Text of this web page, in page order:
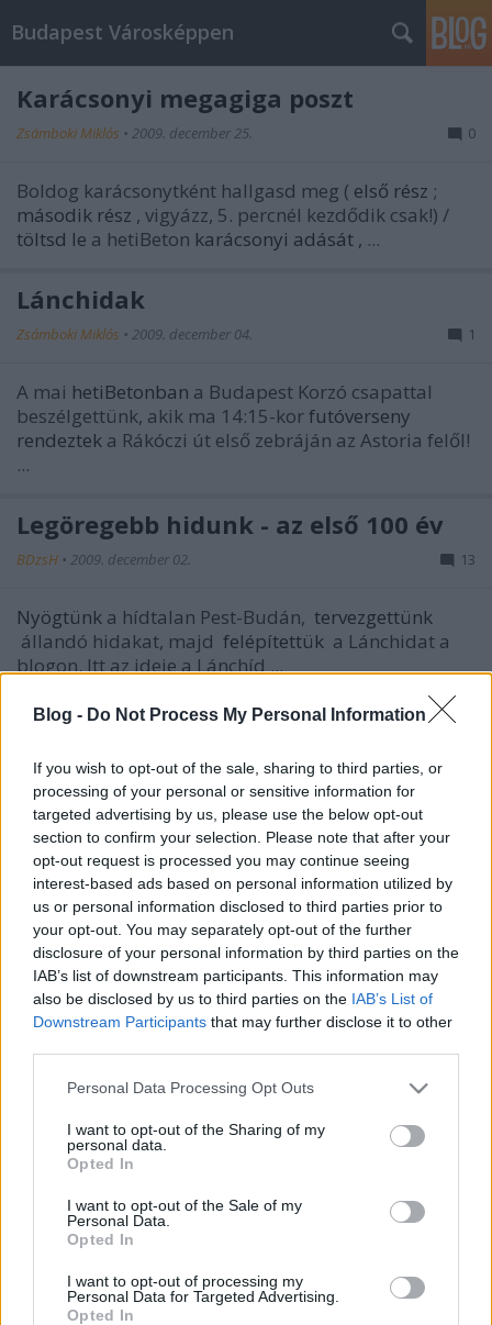
Blog - Do Not Process My Personal Information
If you wish to opt-out of the sale, sharing to third parties, or
processing of your personal or sensitive information for
targeted advertising by us, please use the below opt-out
section to confirm your selection. Please note that after your
opt-out request is processed you may continue seeing
interest-based ads based on personal information utilized by
us or personal information disclosed to third parties prior to
your opt-out. You may separately opt-out of the further
disclosure of your personal information by third parties on the
IAB’s list of downstream participants. This information may
also be disclosed by us to third parties on the IAB’s List of
Downstream Participants that may further disclose it to other
Please note that this website/app uses one or more Google
not limited to your visit or usage behaviour. You may click to
grant or deny consent to Google and its third-party tags to
use your data for below specified purposes in below Google
consent section.
Personal Data Processing Opt Outs
I want to opt-out of the Sharing of my
personal data.
Opted In
I want to opt-out of the Sale of my
Personal Data.
Opted In
I want to opt-out of processing my
Personal Data for Targeted Advertising.
Opted In
Budapest Városképpen
Karácsonyi megagiga poszt
Zsámboki Miklós • 2009. december 25. 0
Boldog karácsonytként hallgasd meg ( első rész ;
második rész , vigyázz, 5. percnél kezdődik csak!) /
töltsd le a hetiBeton karácsonyi adását , ...
Lánchidak
Zsámboki Miklós • 2009. december 04. 1
A mai hetiBetonban a Budapest Korzó csapattal
beszélgettünk, akik ma 14:15-korfutóverseny
rendeztek a Rákóczi út első zebráján az Astoria felől!
...
Legöregebb hidunk - az első 100 év
BDzsH • 2009. december 02. 13
Nyögtünk a hídtalan Pest-Budán, tervezgettünk
állandó hidakat, majd felépítettük a Lánchidat a
blogon. Itt az ideje a Lánchíd ...
hetiBeton
Zsámboki Miklós 2009. november 28.
Egyébként tegnap is volt perszehetiBeton, a Média
Építészeti Díjről mondtuk el, ami eszünkbe jutott az
átadón. Itt hallgassad ezt!
A ...
KÉK
Zsámboki Miklós•2009. november 23.
fromkekvideoonVimeo.
UgyanittVárosi Soft-Rehab: "Urbanity II." -
mikrobeavatkozások Budapesten
"Szakadatlan közösülés" 160 éve
•2009. november 20.